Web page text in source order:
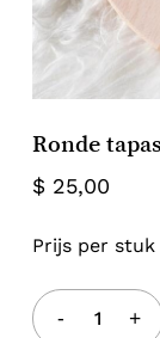
Ronde
$25,00
Prijs per stuk